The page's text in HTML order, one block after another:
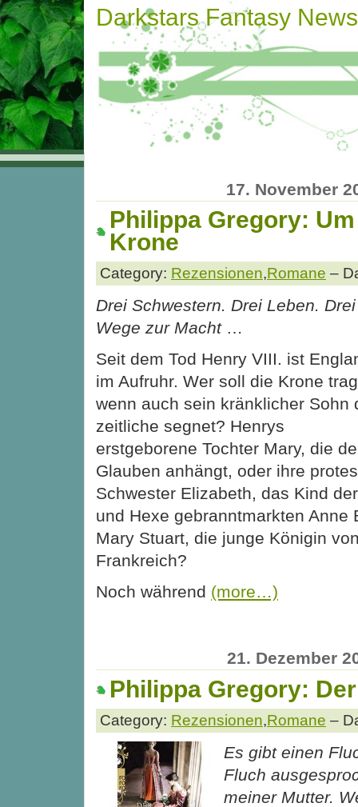
Darkstars Fantasy News
17. November
Philippa Gregory:
Krone
Category: Rezensionen,Romane –
Drei Schwestern. Drei Leben. Drei
Wege zur Macht…
Seit dem Tod Henry VIII. ist
im Aufruhr. Wer soll die Krone
wenn auch sein kränklicher Sohn
zeitliche segnet? Henrys
erstgeborene Tochter Mary, die
Glauben anhängt, oder ihre
Schwester Elizabeth, das Kind
und Hexe gebranntmarkten Anne
Mary Stuart, die junge Königin
Frankreich?
Noch während (more…)
21. Dezember
Philippa Gregory:
Category: Rezensionen,Romane –
Es gibt einen
Fluch
meiner Mutter.